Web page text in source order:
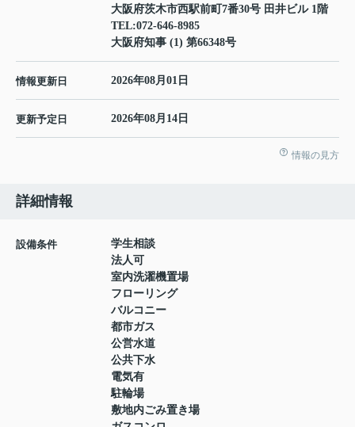
大阪府茨木市西駅前町7番30号 田井ビル 1階
TEL:072-646-8985
大阪府知事 (1) 第66348号
情報更新日 2026年08月01日
更新予定日 2026年08月14日
情報の見方
詳細情報
設備条件
学生相談
法人可
室内洗濯機置場
フローリング
バルコニー
都市ガス
公営水道
公共下水
電気有
駐輪場
敷地内ごみ置き場